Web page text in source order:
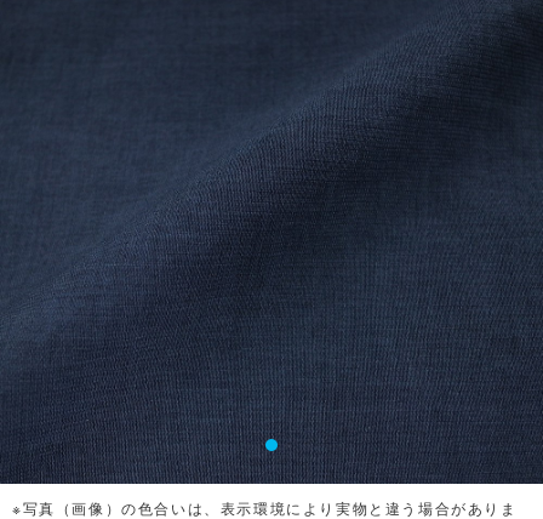
※写真（画像）の色合いは、表示環境により実物と違う場合がありま